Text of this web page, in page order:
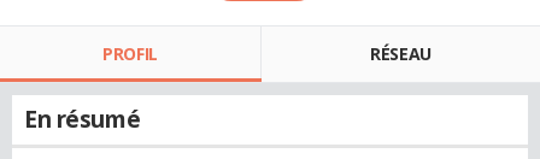
PROFIL RÉSEAU
En résumé